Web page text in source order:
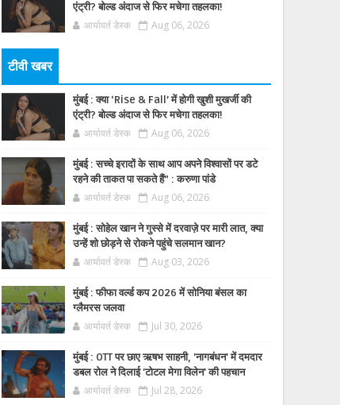
एंट्री? बोल्ड अंदाज से फिर मचेगा तहलका!
आर्यावर्त डेस्क Aug 06, 2026
टीवी खबर
मुंबई : क्या ‘Rise & Fall’ में होगी खुशी मुखर्जी की
एंट्री? बोल्ड अंदाज से फिर मचेगा तहलका!
आर्यावर्त डेस्क Aug 06, 2026
मुंबई : सच्चे इरादों के साथ आप अपने विश्वासों पर डटे
रहने की ताकत पा सकते हैं” : करुणा पांडे
आर्यावर्त डेस्क Aug 06, 2026
मुंबई : सोहेल खान ने गुस्से में दरवाज़े पर मारी लात, क्या
उन्हें शो छोड़ने से रोकने पहुंचे सलमान खान?
आर्यावर्त डेस्क Aug 03, 2026
मुंबई : फीफा वर्ल्ड कप 2026 में सोनिया बंसल का
ग्लैमरस जलवा
आर्यावर्त डेस्क Jul 30, 2026
मुंबई : OTT पर छाए ऋषभ साहनी, 'नागबंधन' में दमदार
डबल रोल ने दिलाई 'टोटल मेगा विलेन' की पहचान
आर्यावर्त डेस्क Jul 28, 2026